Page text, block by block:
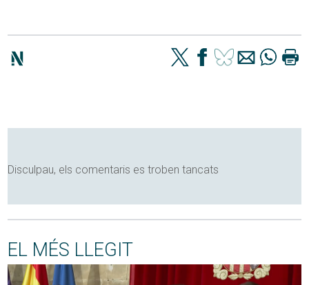
Disculpau, els comentaris es troben tancats
EL MÉS LLEGIT